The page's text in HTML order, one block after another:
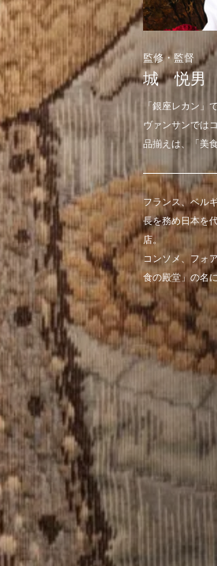
監修・監督
城 悦男
「銀座レカン」
ヴァンサンでは
品揃えは、「美
フランス、ベル
⻑を務め日本を
店。
コンソメ、フォ
食の殿堂」の名